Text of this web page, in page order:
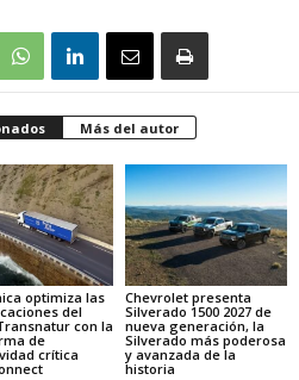
Más del autor
optimiza las
del
con la
de
crítica
Chevrolet presenta
Silverado 1500 2027 de
nueva generación, la
Silverado más poderosa
y avanzada de la
historia